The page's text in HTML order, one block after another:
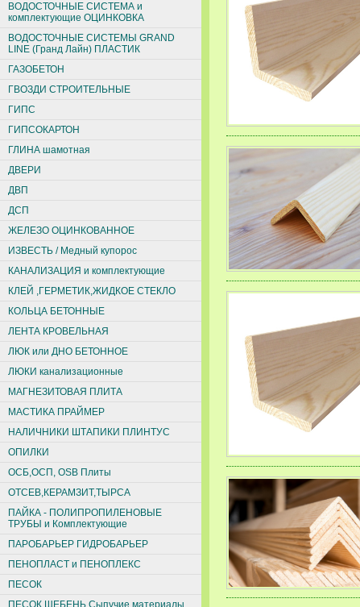
ВОДОСТОЧНЫЕ СИСТЕМА и
комплектующие ОЦИНКОВКА
ВОДОСТОЧНЫЕ СИСТЕМЫ GRAND
LINE (Гранд Лайн) ПЛАСТИК
ГАЗОБЕТОН
ГВОЗДИ СТРОИТЕЛЬНЫЕ
ГИПС
ГИПСОКАРТОН
ГЛИНА шамотная
ДВЕРИ
ДВП
ДСП
ЖЕЛЕЗО ОЦИНКОВАННОЕ
ИЗВЕСТЬ / Медный купорос
КАНАЛИЗАЦИЯ и комплектующие
КЛЕЙ ,ГЕРМЕТИК,ЖИДКОЕ СТЕКЛО
КОЛЬЦА БЕТОННЫЕ
ЛЕНТА КРОВЕЛЬНАЯ
ЛЮК или ДНО БЕТОННОЕ
ЛЮКИ канализационные
МАГНЕЗИТОВАЯ ПЛИТА
МАСТИКА ПРАЙМЕР
НАЛИЧНИКИ ШТАПИКИ ПЛИНТУС
ОПИЛКИ
ОСБ,ОСП, ОSВ Плиты
ОТСЕВ,КЕРАМЗИТ,ТЫРСА
ПАЙКА - ПОЛИПРОПИЛЕНОВЫЕ
ТРУБЫ и Комплектующие
ПАРОБАРЬЕР ГИДРОБАРЬЕР
ПЕНОПЛАСТ и ПЕНОПЛЕКС
ПЕСОК
ПЕСОК ЩЕБЕНЬ Сыпучие материалы